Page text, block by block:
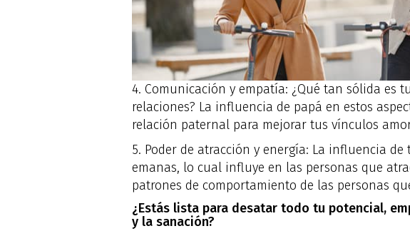
4. Comunicación y empatía: ¿Qué tan sólida
relaciones? La influencia de papá en estos
relación paternal para mejorar tus vínculos
5. Poder de atracción y energía: La influencia
emanas, lo cual influye en las personas que
patrones de comportamiento de las personas
¿Estás lista para desatar todo tu potencial,
y la sanación?